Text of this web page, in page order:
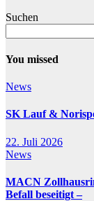
Suchen
You missed
News
SK Lauf &
22. Juli 2026
News
MACN
Befall beseitigt –